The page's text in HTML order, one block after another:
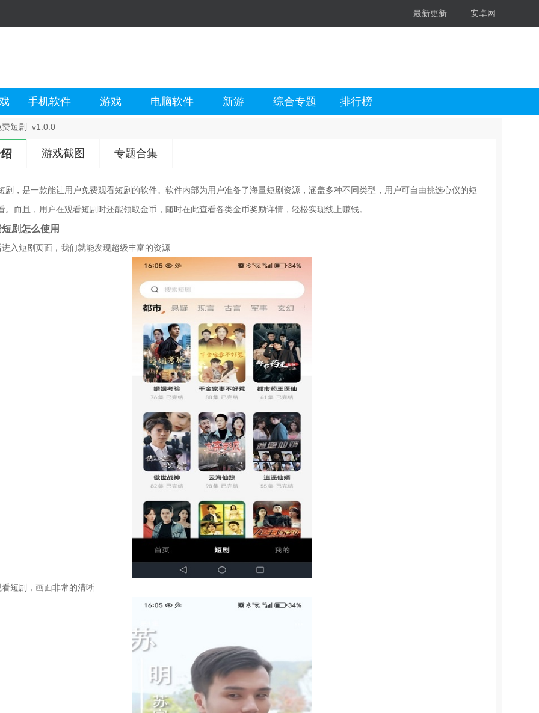
最新更新 安卓网
手机软件 游戏 电脑软件 新游 综合专题 排行榜
费短剧 v1.0.0
游戏截图 专题合集
剧，是一款能让用户免费观看短剧的软件。软件内部为用户准备了海量短剧资源，涵盖多种不同类型，用户可自由挑选心仪的短
。而且，用户在观看短剧时还能领取金币，随时在此查看各类金币奖励详情，轻松实现线上赚钱。
剧怎么使用
入短剧页面，我们就能发现超级丰富的资源
短剧，画面非常的清晰